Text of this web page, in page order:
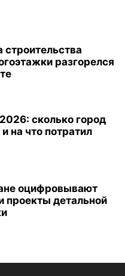
строительства
разгорелся
сколько город
на что потратил
оцифровывают
проекты детальной